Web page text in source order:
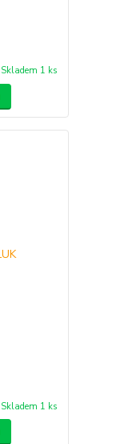
Skladem 1 ks
Skladem 1 ks